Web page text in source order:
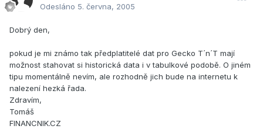
Odesláno 5. června, 2005
Dobrý den,
pokud je mi známo tak předplatitelé dat pro Gecko T´n´T mají
možnost stahovat si historická data i v tabulkové podobě. O jiném
tipu momentálně nevím, ale rozhodně jich bude na internetu k
nalezení hezká řada.
Zdravím,
Tomáš
FINANCNIK.CZ